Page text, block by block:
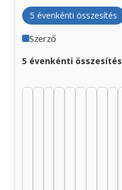
5 évenkénti összesítés
Szerző
5 évenkénti összesítés